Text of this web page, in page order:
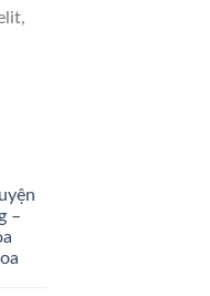
HOA KHAI TRƯƠNG
–